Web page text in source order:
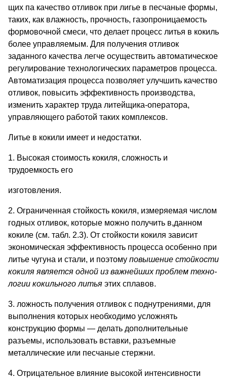
щих па качество отливок при лигье в песчаные формы,
таких, как влажность, прочность, газопроницаемость
формовочной смеси, что делает процесс литья в кокиль
более управляемым. Для получения отливок
заданного качества легче осуществить автоматическое
регулирование технологических параметров процесса.
Автомати­зация процесса позволяет улучшить качество
отливок, повысить эффективность производства,
изменить характер труда литейщи­ка-оператора,
управляющего работой таких комплексов.
Литье в кокили имеет и недостатки.
1. Высокая стоимость кокиля, сложность и
трудоемкость его
изготовления.
2. Ограниченная стойкость кокиля, измеряемая числом
годных отливок, которые можно получить в,данном
кокиле (см. табл. 2.3). От стойкости кокиля зависит
экономическая эффективность про­цесса особенно при
литье чугуна и стали, и поэтому повышение стойкости
кокиля является одной из важнейших проблем техно­
логии кокильного литья этих сплавов.
3. ложность получения отливок с поднутрениями, для
выпол­нения которых необходимо усложнять
конструкцию формы — делать дополнительные
разъемы, использовать вставки, разъем­ные
металлические или песчаные стержни.
4. Отрицательное влияние высокой интенсивности